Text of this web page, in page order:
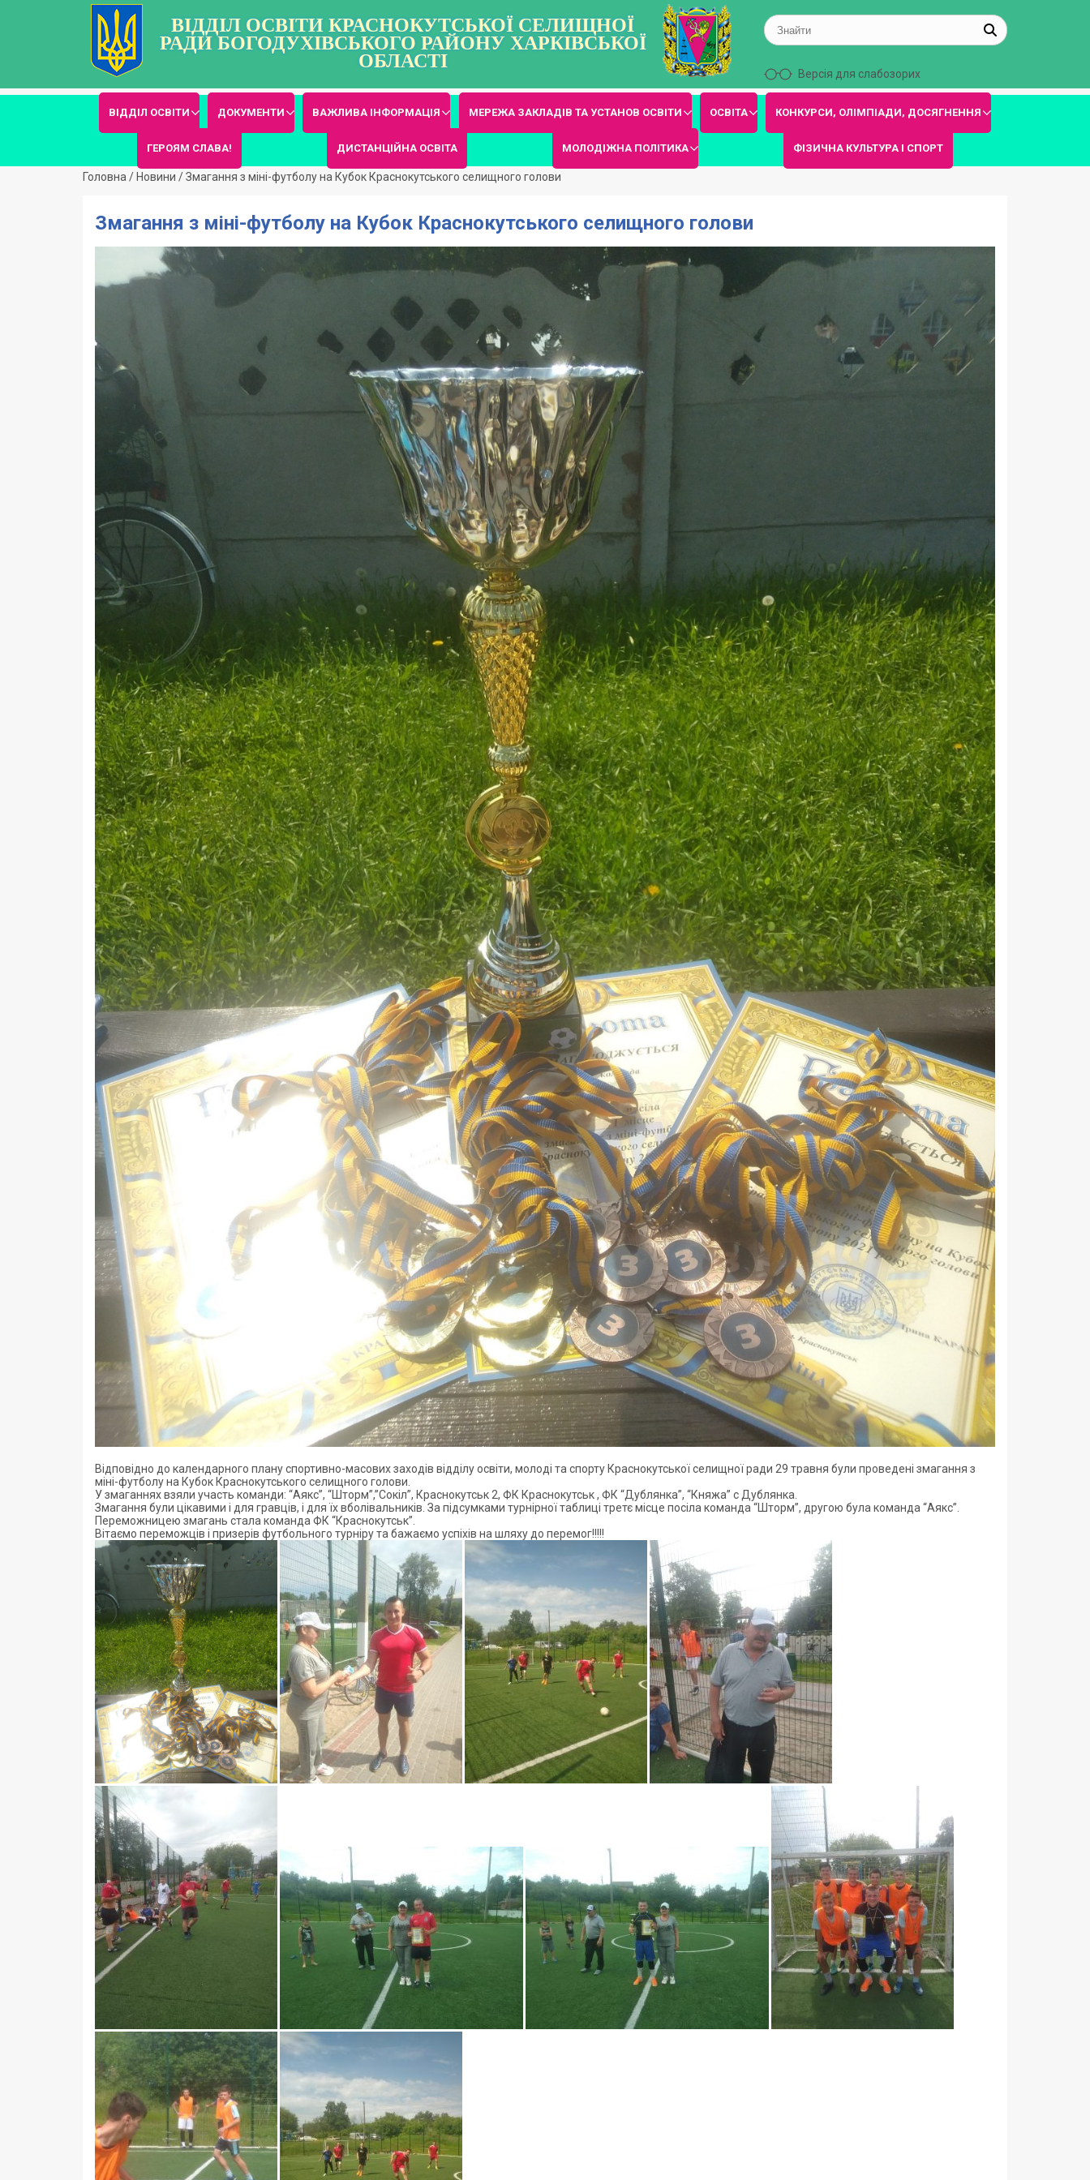
ВІДДІЛ ОСВІТИ КРАСНОКУТСЬКОЇ СЕЛИЩНОЇ
РАДИ БОГОДУХІВСЬКОГО РАЙОНУ ХАРКІВСЬКОЇ
ОБЛАСТІ
Версія для слабозорих
ВІДДІЛ ОСВІТИ ДОКУМЕНТИ ВАЖЛИВА ІНФОРМАЦІЯ МЕРЕЖА ЗАКЛАДІВ ТА УСТАНОВ ОСВІТИ ОСВІТА КОНКУРСИ, ОЛІМПІАДИ, ДОСЯГНЕННЯ
ГЕРОЯМ СЛАВА! ДИСТАНЦІЙНА ОСВІТА МОЛОДІЖНА ПОЛІТИКА ФІЗИЧНА КУЛЬТУРА І СПОРТ
Головна / Новини /Змагання з міні-футболу на Кубок Краснокутського селищного голови
Змагання з міні-футболу на Кубок Краснокутського селищного голови
Відповідно до календарного плану спортивно-масових заходів відділу освіти, молоді та спорту Краснокутської селищної ради 29 травня були проведені змагання з
міні-футболу на Кубок Краснокутського селищного голови.
У змаганнях взяли участь команди: “Аякс”, “Шторм”,”Сокіл”, Краснокутськ 2, ФК Краснокутськ , ФК “Дублянка”, “Княжа” с Дублянка.
Змагання були цікавими і для гравців, і для їх вболівальників. За підсумками турнірної таблиці третє місце посіла команда “Шторм”, другою була команда “Аякс”.
Переможницею змагань стала команда ФК “Краснокутськ”.
Вітаємо переможців і призерів футбольного турніру та бажаємо успіхів на шляху до перемог!!!!!